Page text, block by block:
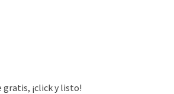
gratis, ¡click y listo!